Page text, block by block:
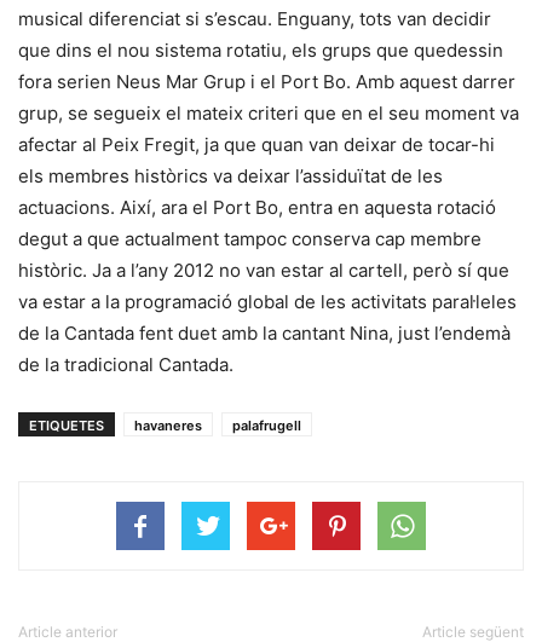
musical diferenciat si s’escau. Enguany, tots van decidir
que dins el nou sistema rotatiu, els grups que quedessin
fora serien Neus Mar Grup i el Port Bo. Amb aquest darrer
grup, se segueix el mateix criteri que en el seu moment va
afectar al Peix Fregit, ja que quan van deixar de tocar-hi
els membres històrics va deixar l’assiduïtat de les
actuacions. Així, ara el Port Bo, entra en aquesta rotació
degut a que actualment tampoc conserva cap membre
històric. Ja a l’any 2012 no van estar al cartell, però sí que
va estar a la programació global de les activitats paral·leles
de la Cantada fent duet amb la cantant Nina, just l’endemà
de la tradicional Cantada.
ETIQUETES havaneres palafrugell
Article anterior Article següent